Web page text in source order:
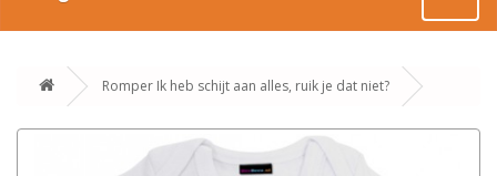
Romper Ik heb schijt aan alles, ruik je dat niet?